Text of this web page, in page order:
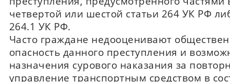
четвертой или шестой статьи 264 УК РФ
264.1 УК РФ.
Часто граждане недооценивают
опасность данного преступления и
назначения сурового наказания за
управление транспортным средством в